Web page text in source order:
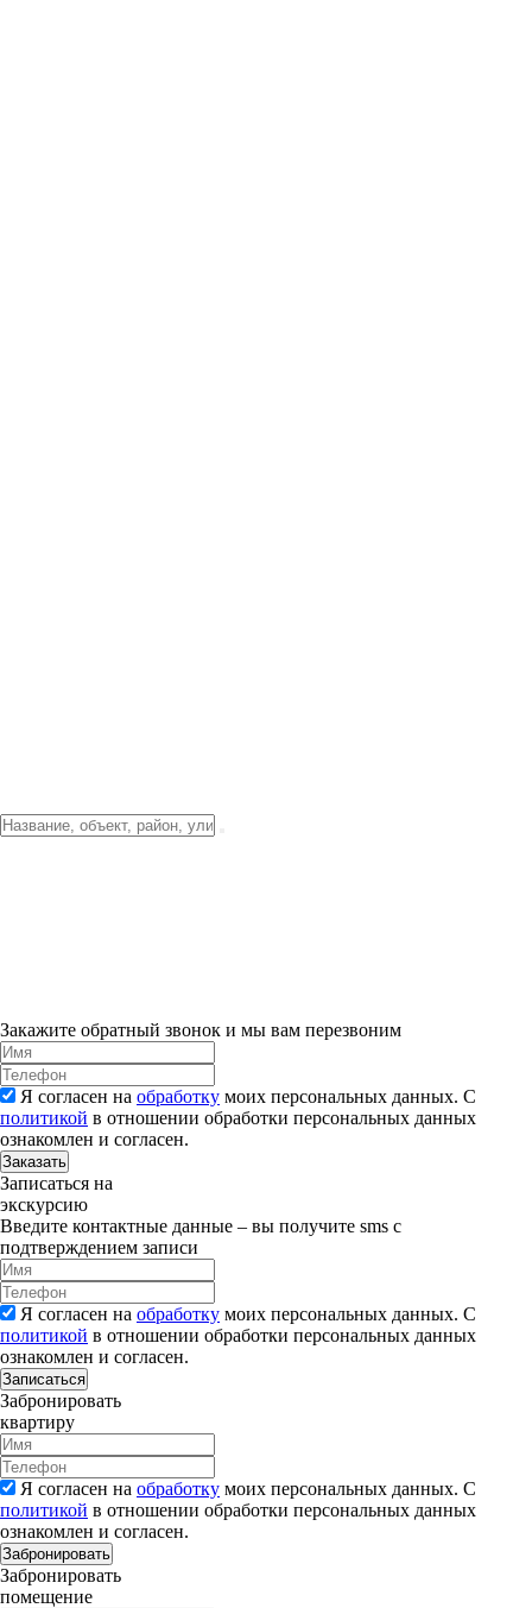
Закажите обратный звонок и мы вам перезвоним
Я согласен на обработку моих персональных данных. С
политикой в отношении обработки персональных данных
ознакомлен и согласен.
Заказать
Записаться на
экскурсию
Введите контактные данные – вы получите sms с
подтверждением записи
Я согласен на обработку моих персональных данных. С
политикой в отношении обработки персональных данных
ознакомлен и согласен.
Записаться
Забронировать
квартиру
Я согласен на обработку моих персональных данных. С
политикой в отношении обработки персональных данных
ознакомлен и согласен.
Забронировать
Забронировать
помещение